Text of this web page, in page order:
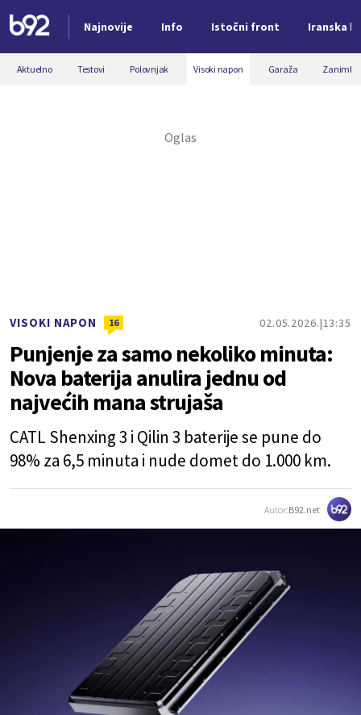
Najnovije Info Istočni front Iranska
Nova vest
Aktuelno Testovi Polovnjak Visoki napon Garaža
VISOKI NAPON 16 02.05.2026. 13:35
Punjenje za samo nekoliko minuta:
Nova baterija anulira jednu od
najvećih mana strujaša
CATL Shenxing 3 i Qilin 3 baterije se pune do
98% za 6,5 minuta i nude domet do 1.000 km.
Autor:B92.net